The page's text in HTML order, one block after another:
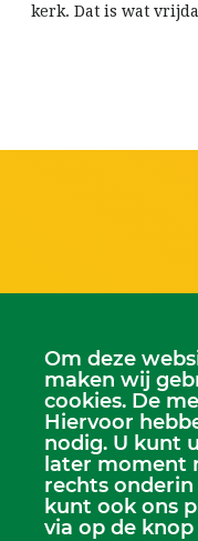
kerk. Dat is wat
Scriba
Dhr. Leen Kruithof
Om deze
maken wij
cookies. De
Hiervoor
nodig. U kunt
later moment
rechts
kunt ook ons
via op de knop